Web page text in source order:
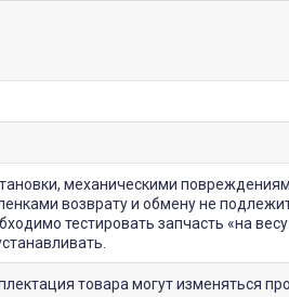
механическими
возврату и обмену не
тестировать запчасть «на
товара могут изменяться